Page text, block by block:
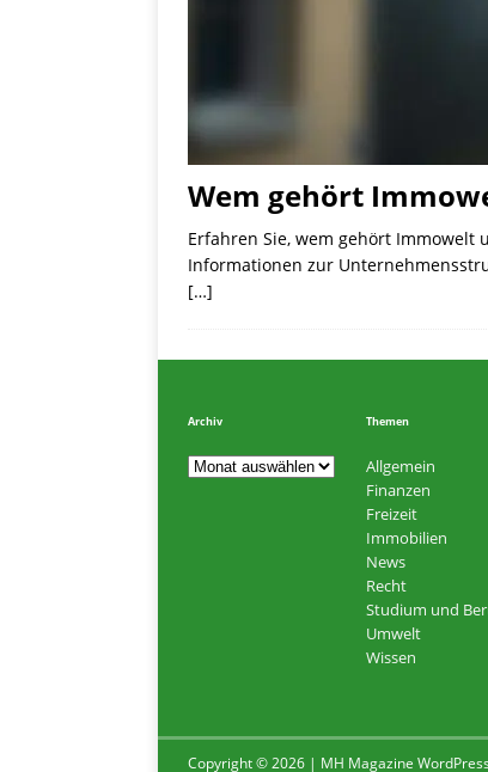
Wem gehört
Erfahren Sie, wem gehört
Informationen zur
[…]
Archiv Themen
Allgemein
Finanzen
Freizeit
Immobilien
News
Recht
Studium und
Umwelt
Wissen
Copyright © 2026 | MH Magazine